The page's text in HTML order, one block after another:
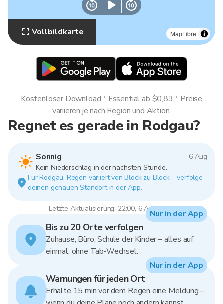
MapLibre
Vollbildkarte
Regnet es gerade in Rodgau?
Sonnig
6 Aug
Kein Niederschlag in der nächsten Stunde.
Für Rodgau. Regen variiert von Block zu Block – verfolge
deinen genauen Standort in der App.
Letzte Aktualisierung: 22:00, 6 Aug 2026
Kostenloser Download * Essential ab $0,83 * Preise
variieren je nach Region und Aktion.
Bis zu 20 Orte verfolgen
Zuhause, Büro, Schule der Kinder – alles auf
einmal, ohne Tab-Wechsel.
Nur in der App
Warnungen für jeden Ort
Erhalte 15 min vor dem Regen eine Meldung –
Nur in der App